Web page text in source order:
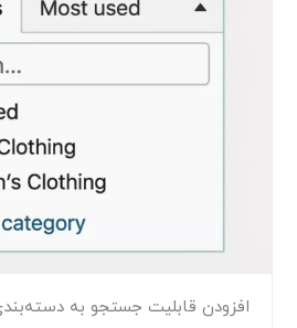
افزودن قابلیت جستجو به